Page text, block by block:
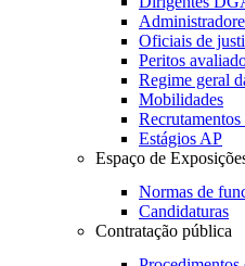
Oficiais de
Peritos
Regime geral
Mobilidades
Recrutamentos
Estágios AP
Espaço de
Normas de
Candidaturas
Contratação pública